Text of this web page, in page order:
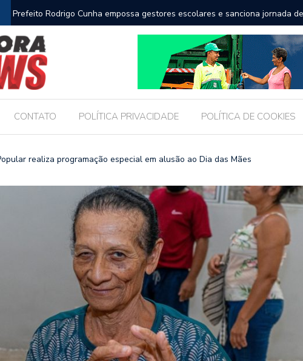
Escola Massa transforma a educação e amplia horizontes para
pública de Maceió
CONTATO POLÍTICA PRIVACIDADE POLÍTICA DE COOKIES
realiza programação especial em alusão ao Dia das Mães